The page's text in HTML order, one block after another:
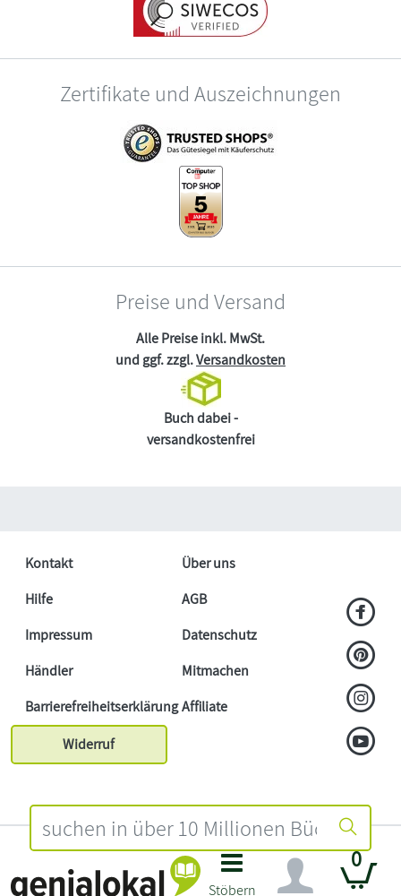
Stöbern
0
Zertifikate und Auszeichnungen
Preise und Versand
Alle Preise inkl. MwSt.
und ggf. zzgl.Versandkosten
Buch dabei -
versandkostenfrei
Kontakt
Über uns
Hilfe
AGB
Impressum
Datenschutz
Händler
Mitmachen
BarrierefreiheitserklärungAffiliate
Widerruf